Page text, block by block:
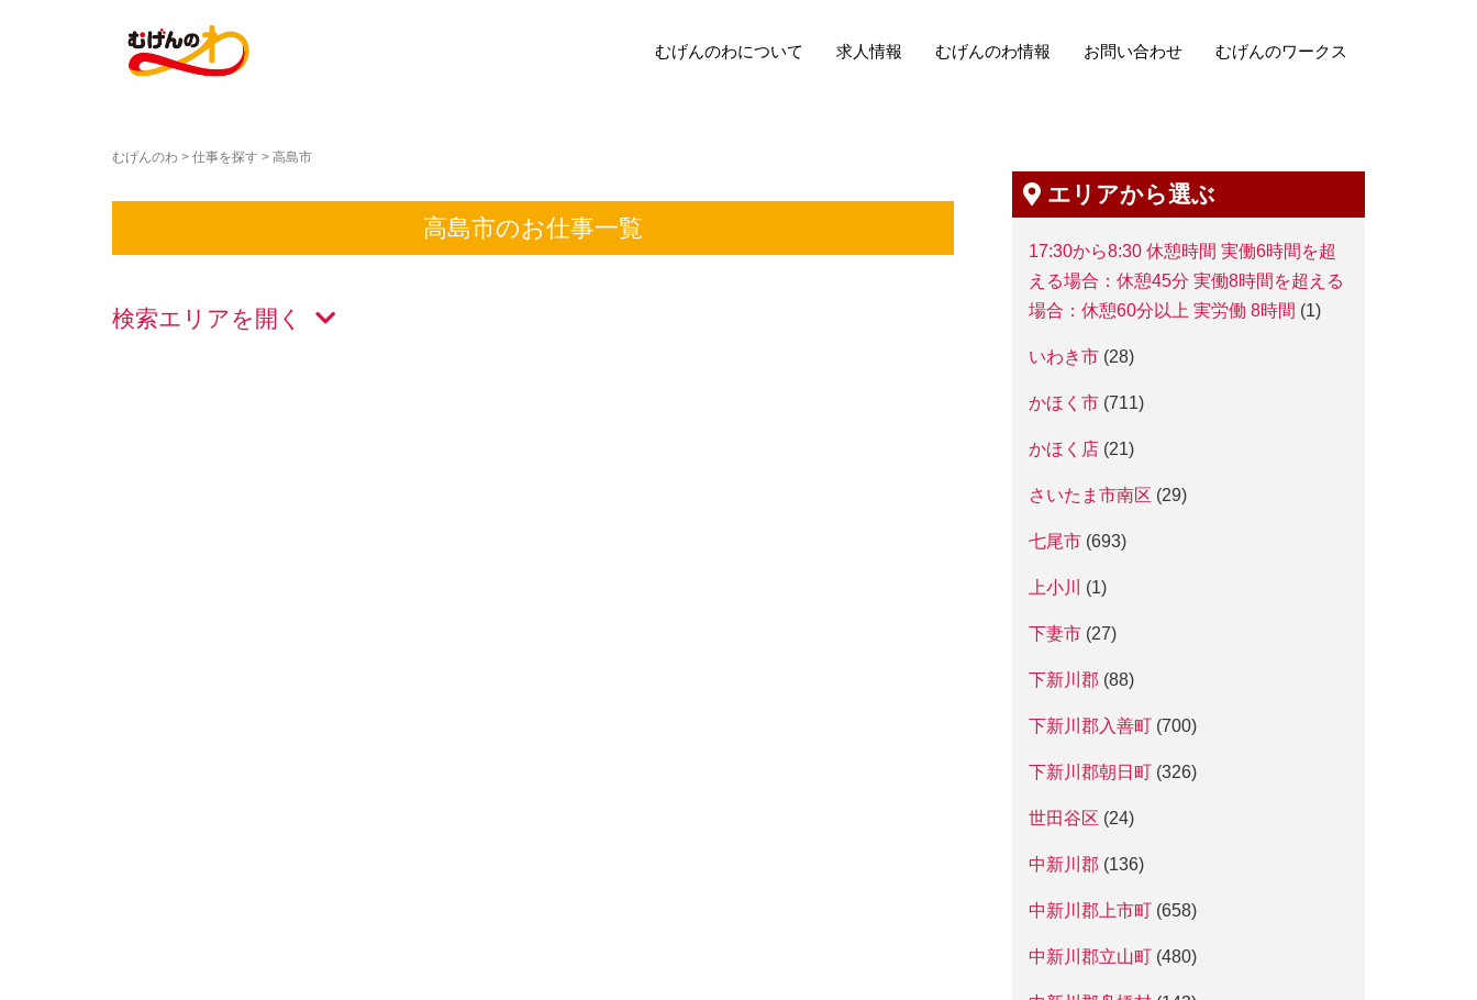
むげんのわについて 求人情報 むげんのわ情報 お問い合わせ むげんのワークス
むげんのわ > 仕事を探す > 高島市
高島市のお仕事一覧
検索エリアを
エリアから選ぶ
17:30から8:30 休憩時間 実働6時間を超
える場合：休憩45分 実働8時間を超える
場合：休憩60分以上 実労働 8時間 (1)
いわき市(28)
かほく市(711)
かほく店(21)
さいたま市南区 (29)
七尾市(693)
上小川 (1)
下妻市(27)
下新川郡 (88)
下新川郡入善町(700)
下新川郡朝日町(326)
世田谷区 (24)
中新川郡 (136)
中新川郡上市町(658)
中新川郡立山町(480)